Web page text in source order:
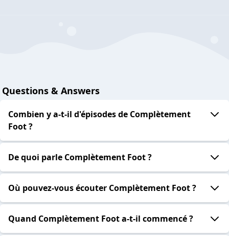
Questions & Answers
Combien y a-t-il d'épisodes de Complètement
Foot ?
De quoi parle Complètement Foot ?
Où pouvez-vous écouter Complètement Foot ?
Quand Complètement Foot a-t-il commencé ?